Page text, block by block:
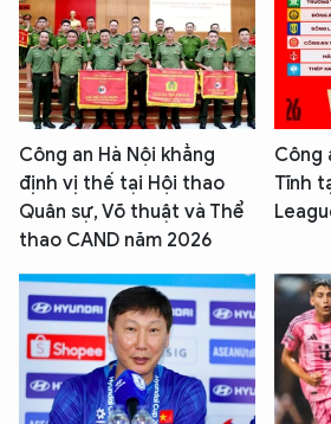
Công an Hà Nội khẳng
định vị thế tại Hội thao
Quân sự, Võ thuật và Thể
thao CAND năm 2026
Công
Tĩnh